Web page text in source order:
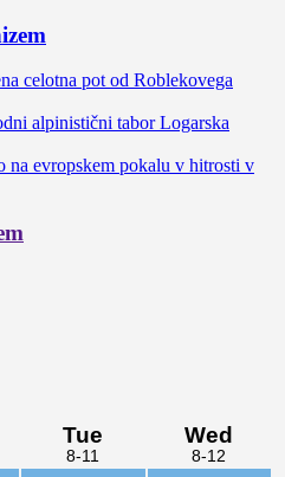
celotna pot od Roblekovega
alpinistični tabor Logarska
na evropskem pokalu v hitrosti v